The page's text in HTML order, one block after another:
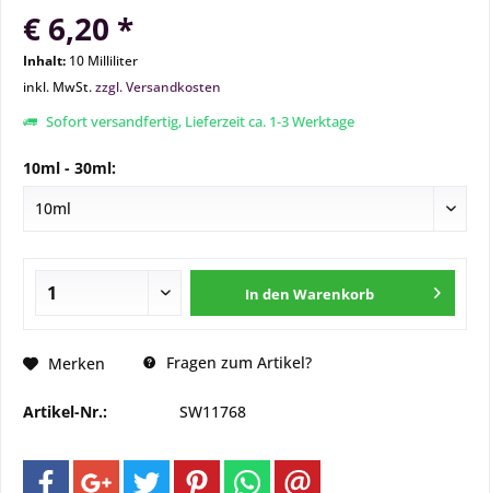
€ 6,20 *
Inhalt: 10 Milliliter
inkl. MwSt.zzgl. Versandkosten
Sofort versandfertig, Lieferzeit ca. 1-3 Werktage
10ml - 30ml:
In den Warenkorb
Merken Fragen zum Artikel?
Artikel-Nr.: SW11768